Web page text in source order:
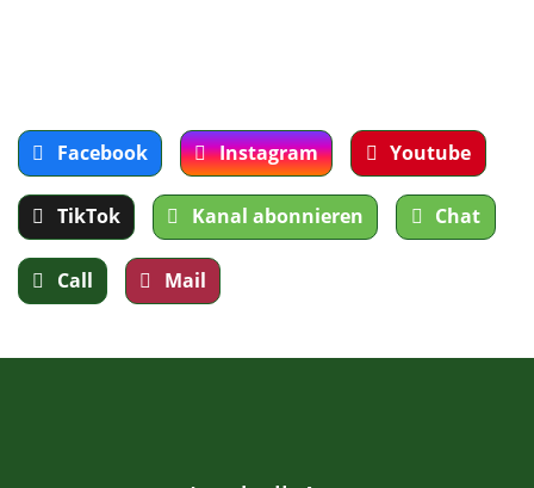
Facebook Instagram Youtube
TikTok Kanal abonnieren Chat
Call Mail